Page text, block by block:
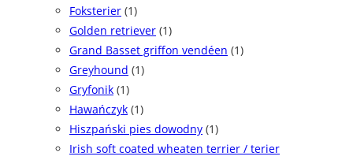
Foksterier (1)
Golden retriever (1)
Grand Basset griffon vendéen (1)
Greyhound (1)
Gryfonik (1)
Hawańczyk (1)
Hiszpański pies dowodny (1)
Irish soft coated wheaten terrier / terier